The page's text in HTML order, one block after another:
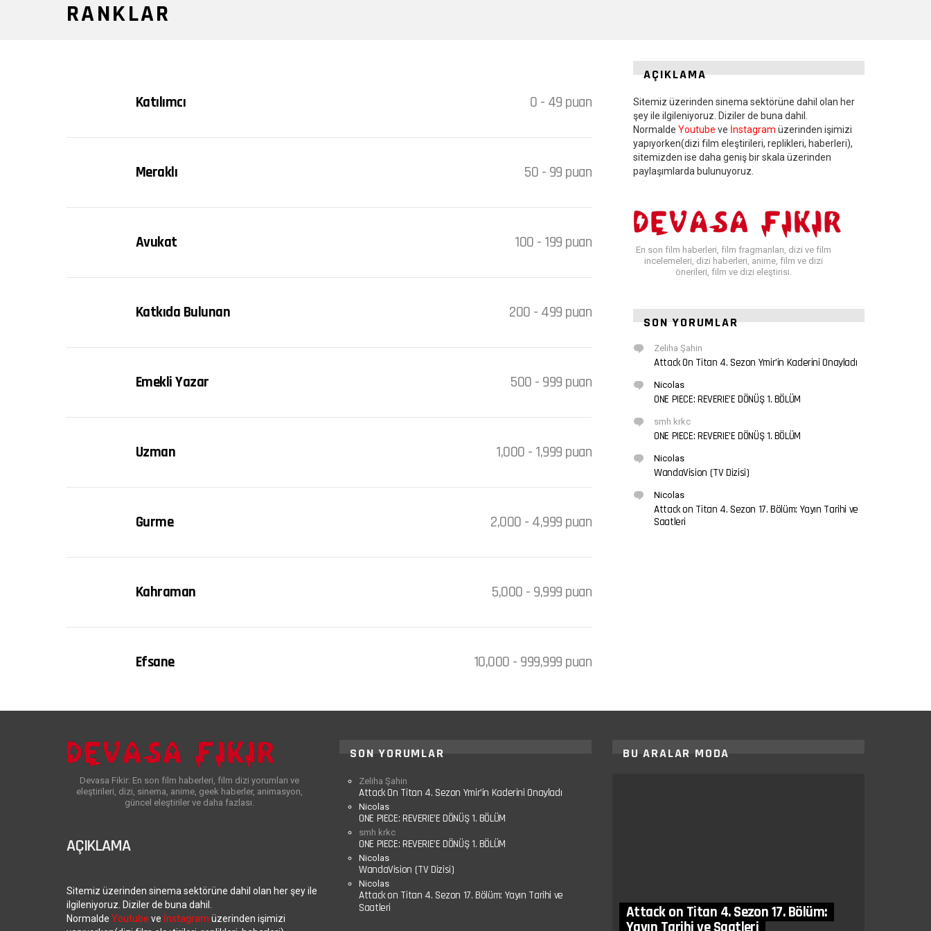
RANKLAR
Katılımcı 0 - 49 puan
Meraklı 50 - 99 puan
Avukat 100 - 199 puan
Katkıda Bulunan 200 - 499 puan
Emekli Yazar 500 - 999 puan
Uzman 1,000 - 1,999 puan
Gurme 2,000 - 4,999 puan
Kahraman 5,000 - 9,999 puan
Efsane 10,000 - 999,999 puan
AÇIKLAMA
Sitemiz üzerinden sinema sektörüne dahil olan her
şey ile ilgileniyoruz. Diziler de buna dahil.
Normalde Youtube ve İnstagram üzerinden işimizi
yapıyorken(dizi film eleştirileri, replikleri, haberleri),
sitemizden ise daha geniş bir skala üzerinden
paylaşımlarda bulunuyoruz.
En son film haberleri, film fragmanları, dizi ve film
incelemeleri, dizi haberleri, anime, film ve dizi
önerileri, film ve dizi eleştirisi.
SON YORUMLAR
Zeliha Şahin
Attack On Titan 4. Sezon Ymir’in Kaderini Onayladı
Nicolas
ONE PIECE: REVERIE’E DÖNÜŞ 1. BÖLÜM
smh krkc
ONE PIECE: REVERIE’E DÖNÜŞ 1. BÖLÜM
Nicolas
WandaVision (TV Dizisi)
Nicolas
Attack on Titan 4. Sezon 17. Bölüm: Yayın Tarihi ve
Saatleri
Devasa Fikir: En son film haberleri, film dizi yorumları ve
eleştirileri, dizi, sinema, anime, geek haberler, animasyon,
güncel eleştiriler ve daha fazlası.
AÇIKLAMA
Sitemiz üzerinden sinema sektörüne dahil olan her şey ile
ilgileniyoruz. Diziler de buna dahil.
Normalde Youtube ve İnstagram üzerinden işimizi
SON YORUMLAR
Zeliha Şahin
Attack On Titan 4. Sezon Ymir’in Kaderini Onayladı
Nicolas
ONE PIECE: REVERIE’E DÖNÜŞ 1. BÖLÜM
smh krkc
ONE PIECE: REVERIE’E DÖNÜŞ 1. BÖLÜM
Nicolas
WandaVision (TV Dizisi)
Nicolas
Attack on Titan 4. Sezon 17. Bölüm: Yayın Tarihi ve
Saatleri
BU ARALAR MODA
Attack on Titan 4. Sezon 17. Bölüm:
Yayın Tarihi ve Saatleri